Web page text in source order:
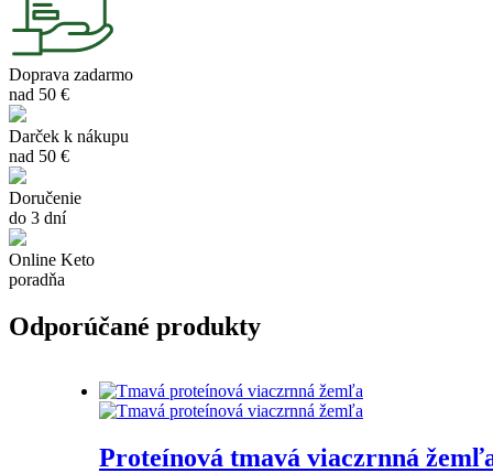
Doprava zadarmo
nad 50 €
Darček k nákupu
nad 50 €
Doručenie
do 3 dní
Online Keto
poradňa
Odporúčané produkty
Proteínová tmavá viaczrnná